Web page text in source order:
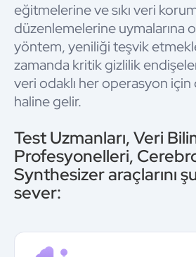
eğitmelerine ve sıkı veri
düzenlemelerine uymalarına
yöntem, yeniliği teşvik
zamanda kritik gizlilik
veri odaklı her operasyon için
haline gelir.
Test Uzmanları, Veri
Profesyonelleri,
Synthesizer araçlarını
sever: